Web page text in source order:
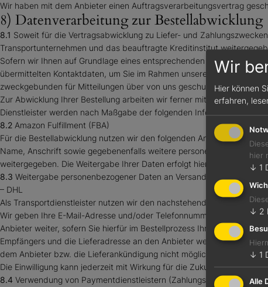
Wir haben mit dem Anbieter einen Auftragsverarbeitungsvertrag
8) Datenverarbeitung zur Bestellabwicklung
8.1 Soweit für die Vertragsabwicklung zu Liefer- und
Transportunternehmen und das beauftragte Kreditinstitut
Sofern wir Ihnen auf Grundlage eines entsprechenden Vertrages
übermittelten Kontaktdaten, um Sie im Rahmen unserer
zweckgebunden für Mitteilungen über von uns geschuldete
Zur Abwicklung Ihrer Bestellung arbeiten wir ferner mit dem / den
Dienstleister werden nach Maßgabe der folgenden Informationen
8.2 Amazon Fulfillment (FBA)
Für die Bestellabwicklung nutzen wir den folgenden Anbieter: Amazon
Name, Anschrift sowie gegebenenfalls weitere personenbezogene
weitergegeben. Die Weitergabe Ihrer Daten erfolgt hierbei nur,
8.3 Weitergabe personenbezogener Daten an Versanddienstleister
– DHL
Als Transportdienstleister nutzen wir den nachstehenden Anbieter:
Wir geben Ihre E-Mail-Adresse und/oder Telefonnummer gemäß Art.
Anbieter weiter, sofern Sie hierfür im Bestellprozess Ihre
Empfängers und die Lieferadresse an den Anbieter weiter. Die
dem Anbieter bzw. die Lieferankündigung nicht möglich.
Die Einwilligung kann jederzeit mit Wirkung für die Zukunft
8.4 Verwendung von Paymentdienstleistern (Zahlungsdiensten)
Wir
Hier können
erfahren,
hier
↓ 1
↓ 2
↓ 1
Alle